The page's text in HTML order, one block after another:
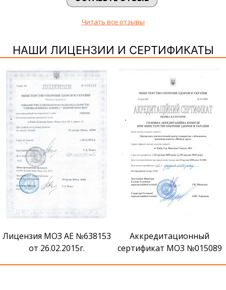
Читать все отзывы
НАШИ ЛИЦЕНЗИИ И СЕРТИФИКАТЫ
Лицензия МОЗ АЕ №638153
от 26.02.2015г.
Аккредитационный
сертификат МОЗ №015089